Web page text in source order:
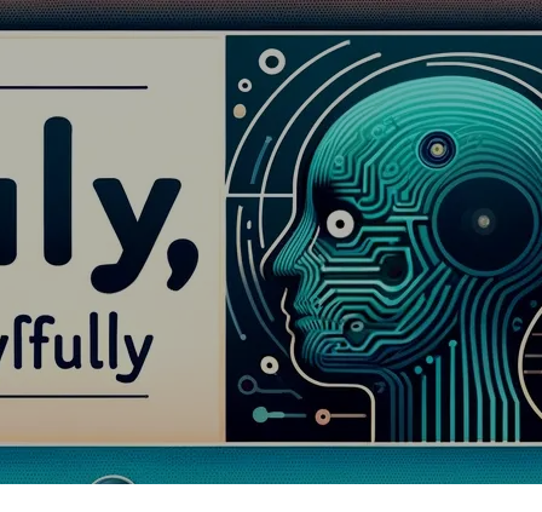
Catégories Liens À propos 🇫🇷 Français